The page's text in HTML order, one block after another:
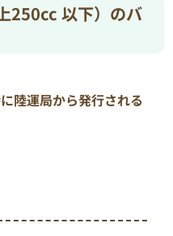
250cc 以下）のバ
陸運局から発行される